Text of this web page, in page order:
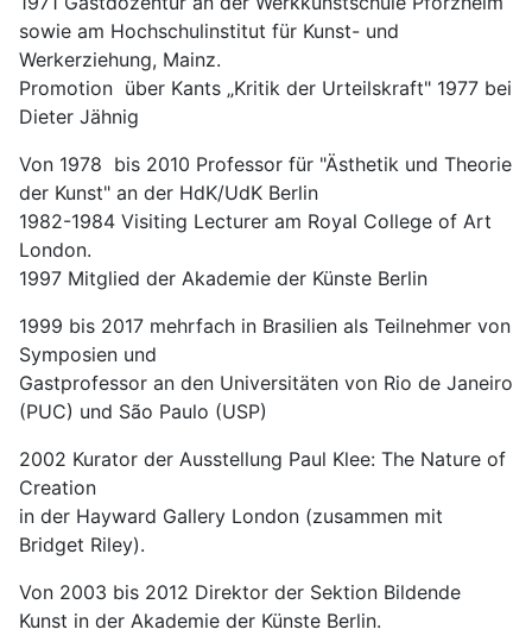
sowie am Hochschulinstitut für Kunst- und
Werkerziehung, Mainz.
Promotion über Kants „Kritik der Urteilskraft" 1977 bei
Dieter Jähnig
Von 1978 bis 2010 Professor für "Ästhetik und Theorie
der Kunst" an der HdK/UdK Berlin
1982-1984 Visiting Lecturer am Royal College of Art
London.
1997 Mitglied der Akademie der Künste Berlin
1999 bis 2017 mehrfach in Brasilien als Teilnehmer von
Symposien und
Gastprofessor an den Universitäten von Rio de Janeiro
(PUC) und São Paulo (USP)
2002 Kurator der Ausstellung Paul Klee: The Nature of
Creation
in der Hayward Gallery London (zusammen mit
Bridget Riley).
Von 2003 bis 2012 Direktor der Sektion Bildende
Kunst in der Akademie der Künste Berlin.